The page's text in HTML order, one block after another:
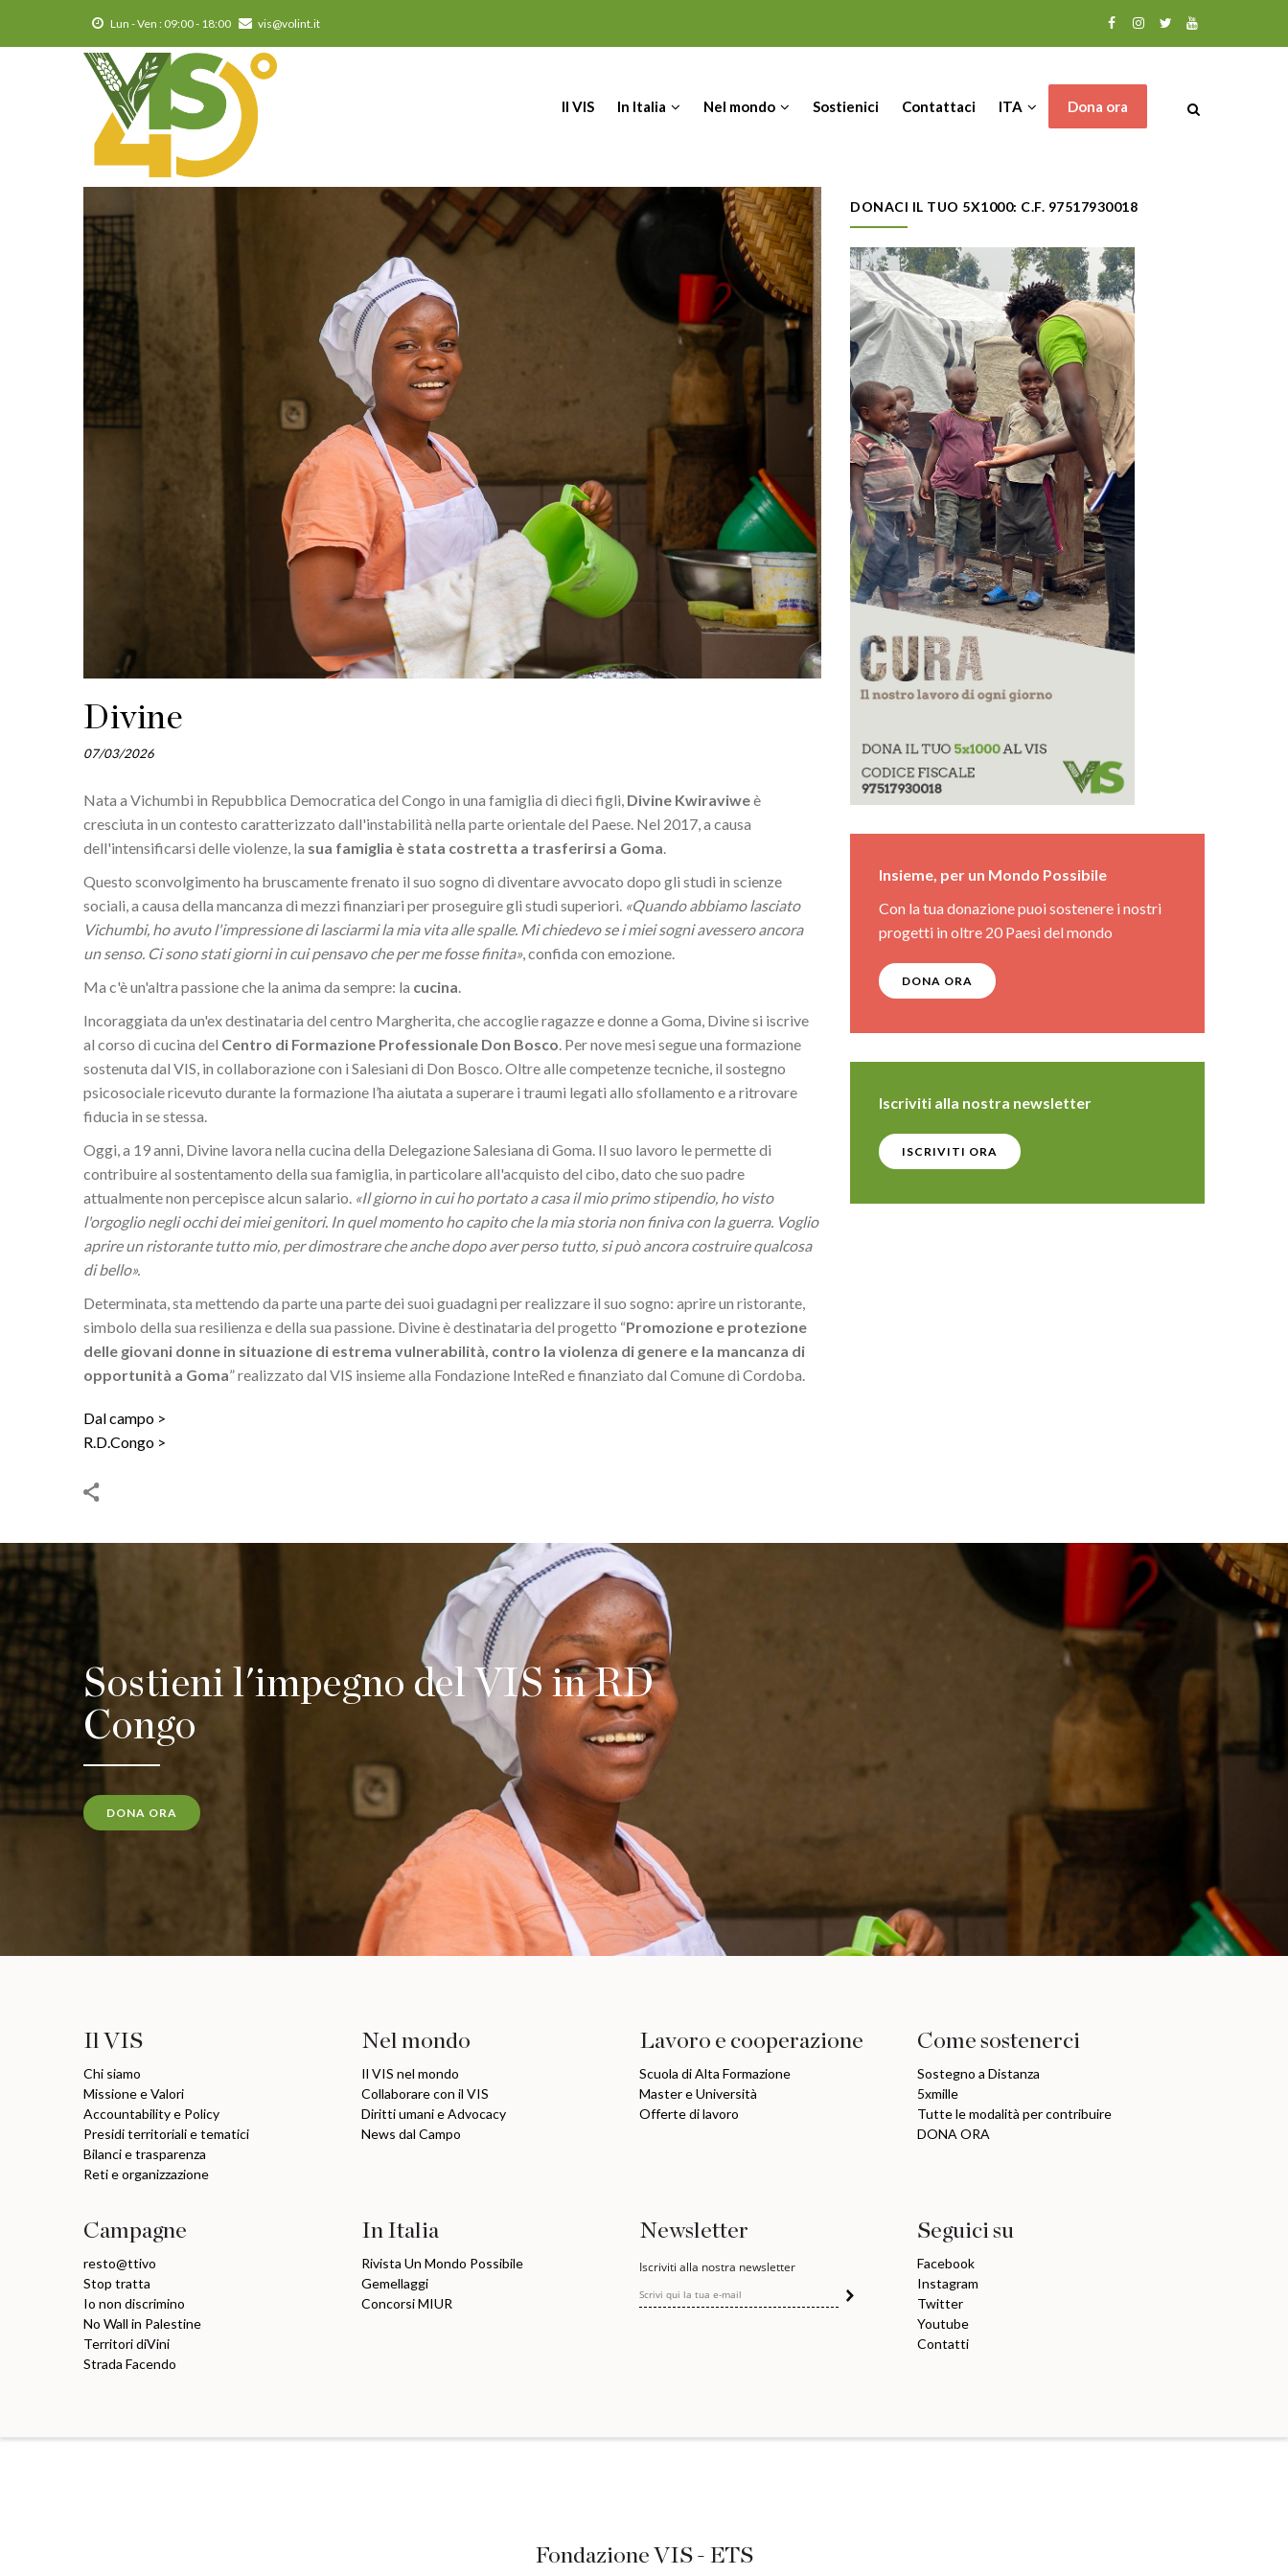
Lun - Ven : 09:00 - 18:00 vis@volint.it
Il VIS In Italia Nel mondo Sostienici Contattaci ITA Dona ora
Divine
07/03/2026
Nata a Vichumbi in Repubblica Democratica del Congo in una famiglia di dieci figli, Divine Kwiraviweè
cresciuta in un contesto caratterizzato dall'instabilità nella parte orientale del Paese. Nel 2017, a causa
dell'intensificarsi delle violenze, la sua famiglia è stata costretta a trasferirsi a Goma.
Questo sconvolgimento ha bruscamente frenato il suo sogno di diventare avvocato dopo gli studi in scienze
sociali, a causa della mancanza di mezzi finanziari per proseguire gli studi superiori. «Quando abbiamo lasciato
Vichumbi, ho avuto l'impressione di lasciarmi la mia vita alle spalle. Mi chiedevo se i miei sogni avessero ancora
un senso. Ci sono stati giorni in cui pensavo che per me fosse finita», confida con emozione.
Ma c'è un'altra passione che la anima da sempre: la cucina.
Incoraggiata da un'ex destinataria del centro Margherita, che accoglie ragazze e donne a Goma, Divine si iscrive
al corso di cucina del Centro di Formazione Professionale Don Bosco. Per nove mesi segue una formazione
sostenuta dal VIS, in collaborazione con i Salesiani di Don Bosco. Oltre alle competenze tecniche, il sostegno
psicosociale ricevuto durante la formazione l’ha aiutata a superare i traumi legati allo sfollamento e a ritrovare
fiducia in se stessa.
Oggi, a 19 anni, Divine lavora nella cucina della Delegazione Salesiana di Goma. Il suo lavoro le permette di
contribuire al sostentamento della sua famiglia, in particolare all'acquisto del cibo, dato che suo padre
attualmente non percepisce alcun salario. «Il giorno in cui ho portato a casa il mio primo stipendio, ho visto
l'orgoglio negli occhi dei miei genitori. In quel momento ho capito che la mia storia non finiva con la guerra. Voglio
aprire un ristorante tutto mio, per dimostrare che anche dopo aver perso tutto, si può ancora costruire qualcosa
di bello».
Determinata, sta mettendo da parte una parte dei suoi guadagni per realizzare il suo sogno: aprire un ristorante,
simbolo della sua resilienza e della sua passione. Divine è destinataria del progetto “Promozione e protezione
delle giovani donne in situazione di estrema vulnerabilità, contro la violenza di genere e la mancanza di
opportunità a Goma” realizzato dal VIS insieme alla Fondazione InteRed e finanziato dal Comune di Cordoba.
Dal campo
R.D.Congo
DONACI IL TUO 5X1000: C.F. 97517930018
Insieme, per un Mondo Possibile
Con la tua donazione puoi sostenere i nostri
progetti in oltre 20 Paesi del mondo
DONA ORA
Iscriviti alla nostra newsletter
ISCRIVITI ORA
Sostieni l'impegno del VIS in RD
Congo
DONA ORA
Il VIS
Chi siamo
Missione e Valori
Accountability e Policy
Presidi territoriali e tematici
Bilanci e trasparenza
Reti e organizzazione
Nel mondo
Il VIS nel mondo
Collaborare con il VIS
Diritti umani e Advocacy
News dal Campo
Lavoro e cooperazione
Scuola di Alta Formazione
Master e Università
Offerte di lavoro
Come sostenerci
Sostegno a Distanza
5xmille
Tutte le modalità per contribuire
DONA ORA
Campagne
resto@ttivo
Stop tratta
Io non discrimino
No Wall in Palestine
Territori diVini
Strada Facendo
In Italia
Rivista Un Mondo Possibile
Gemellaggi
Concorsi MIUR
Newsletter
Iscriviti alla nostra newsletter
Seguici su
Facebook
Instagram
Twitter
Youtube
Contatti
Fondazione VIS - ETS